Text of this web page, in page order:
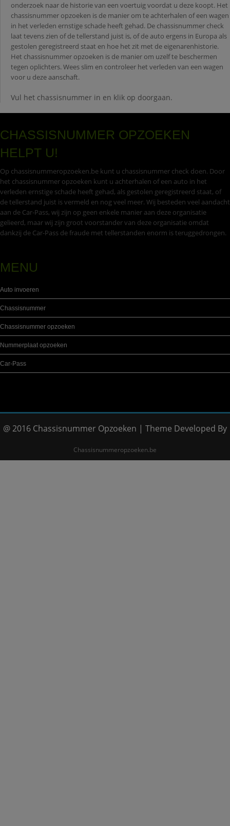
onderzoek naar de historie van een voertuig voordat u deze koopt. Het
chassisnummer opzoeken is de manier om te achterhalen of een wagen
in het verleden ernstige schade heeft gehad. De chassisnummer check
laat tevens zien of de tellerstand juist is, of de auto ergens in Europa als
gestolen geregistreerd staat en hoe het zit met de eigenarenhistorie.
Het chassisnummer opzoeken is de manier om uzelf te beschermen
tegen oplichters. Wees slim en controleer het verleden van een wagen
voor u deze aanschaft.
Vul het chassisnummer in en klik op doorgaan.
CHASSISNUMMER OPZOEKEN
HELPT U!
Op chassisnummeropzoeken.be kunt u chassisnummer check doen. Door
het chassisnummer opzoeken kunt u achterhalen of een auto in het
verleden ernstige schade heeft gehad, als gestolen geregistreerd staat, of
de tellerstand juist is vermeld en nog veel meer. Wij besteden veel aandacht
aan de Car-Pass, wij zijn op geen enkele manier aan deze organisatie
gelieerd, maar wij zijn groot voorstander van deze organisatie omdat
dankzij de Car-Pass de fraude met tellerstanden enorm is teruggedrongen.
MENU
Auto invoeren
Chassisnummer
Chassisnummer opzoeken
Nummerplaat opzoeken
Car-Pass
@ 2016 Chassisnummer Opzoeken | Theme Developed By
Chassisnummeropzoeken.be